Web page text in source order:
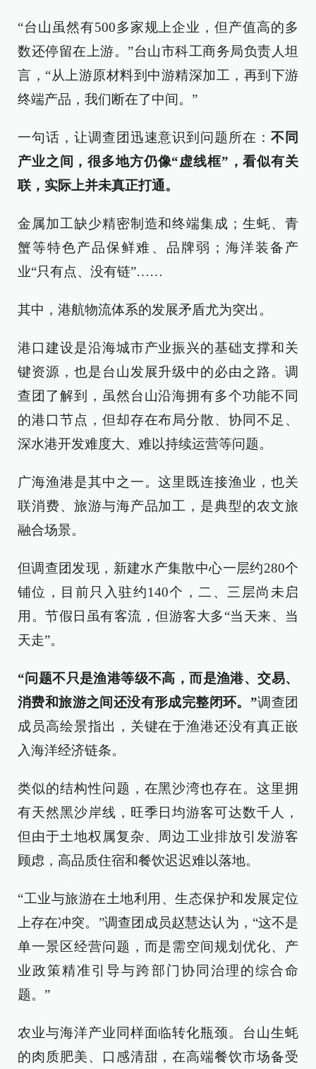
“台山虽然有500多家规上企业，但产值高的多
数还停留在上游。”台山市科工商务局负责人坦
言，“从上游原材料到中游精深加工，再到下游
终端产品，我们断在了中间。”
一句话，让调查团迅速意识到问题所在：不同
产业之间，很多地方仍像“虚线框”，看似有关
联，实际上并未真正打通。
金属加工缺少精密制造和终端集成；生蚝、青
蟹等特色产品保鲜难、品牌弱；海洋装备产
业“只有点、没有链”……
其中，港航物流体系的发展矛盾尤为突出。
港口建设是沿海城市产业振兴的基础支撑和关
键资源，也是台山发展升级中的必由之路。调
查团了解到，虽然台山沿海拥有多个功能不同
的港口节点，但却存在布局分散、协同不足、
深水港开发难度大、难以持续运营等问题。
广海渔港是其中之一。这里既连接渔业，也关
联消费、旅游与海产品加工，是典型的农文旅
融合场景。
但调查团发现，新建水产集散中心一层约280个
铺位，目前只入驻约140个，二、三层尚未启
用。节假日虽有客流，但游客大多“当天来、当
天走”。
“问题不只是渔港等级不高，而是渔港、交易、
消费和旅游之间还没有形成完整闭环。”调查团
成员高绘景指出，关键在于渔港还没有真正嵌
入海洋经济链条。
类似的结构性问题，在黑沙湾也存在。这里拥
有天然黑沙岸线，旺季日均游客可达数千人，
但由于土地权属复杂、周边工业排放引发游客
顾虑，高品质住宿和餐饮迟迟难以落地。
“工业与旅游在土地利用、生态保护和发展定位
上存在冲突。”调查团成员赵慧达认为，“这不是
单一景区经营问题，而是需空间规划优化、产
业政策精准引导与跨部门协同治理的综合命
题。”
农业与海洋产业同样面临转化瓶颈。台山生蚝
的肉质肥美、口感清甜，在高端餐饮市场备受